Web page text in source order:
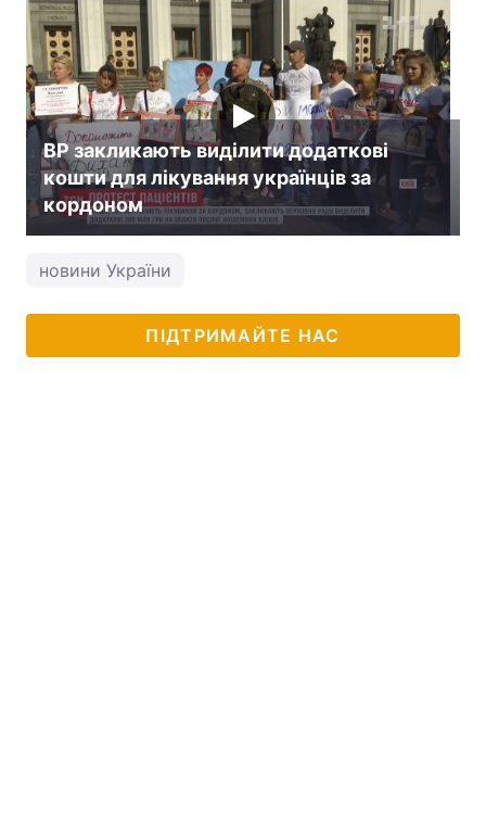
ВР закликають виділити додаткові
кошти для лікування українців за
кордоном
новини України
ПІДТРИМАЙТЕ НАС